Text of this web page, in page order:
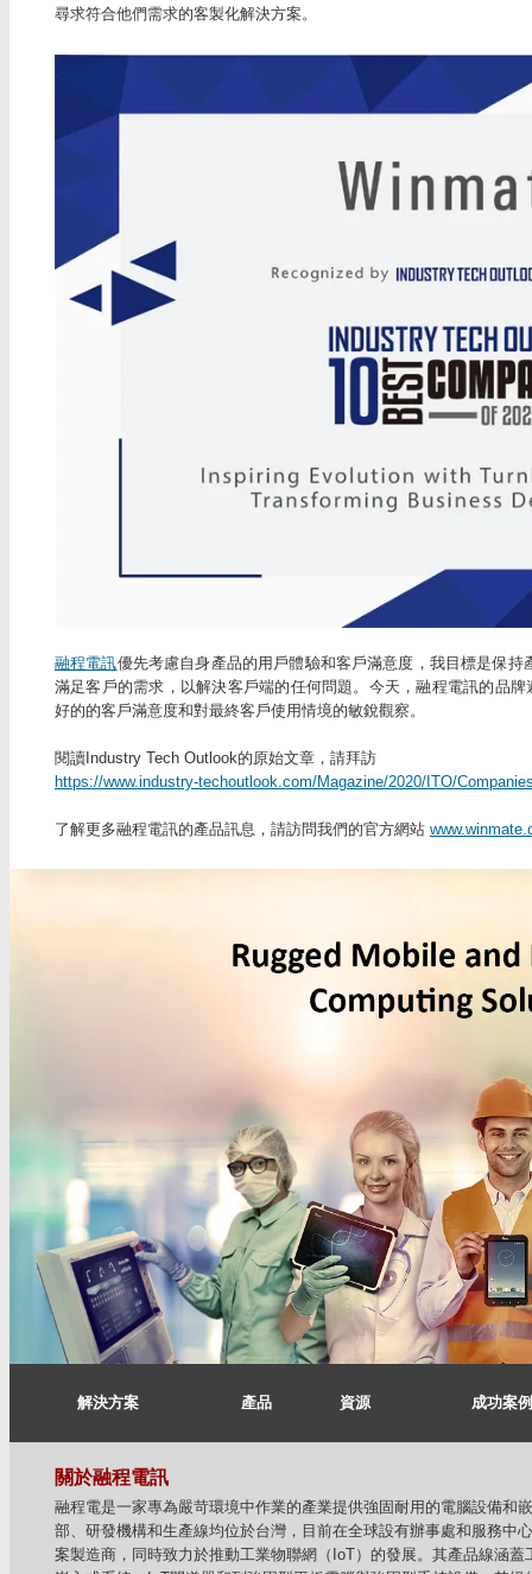
尋求符合他們需求的客製化解決方案。
融程電訊優先考慮自身產品的用戶體驗和客戶滿意度，我目標是保
滿足客戶的需求，以解決客戶端的任何問題。今天，融程電訊的品
好的的客戶滿意度和對最終客戶使用情境的敏銳觀察。
閱讀Industry Tech Outlook的原始文章，請拜訪
https://www.industry-techoutlook.com/Magazine/2020/ITO/
了解更多融程電訊的產品訊息，請訪問我們的官方網站
解決方案 產品 資源 成功案例
關於融程電訊
融程電是一家專為嚴苛環境中作業的產業提供強固耐用的電腦設備和
部、研發機構和生產線均位於台灣，目前在全球設有辦事處和服務中
案製造商，同時致力於推動工業物聯網（IoT）的發展。其產品線涵